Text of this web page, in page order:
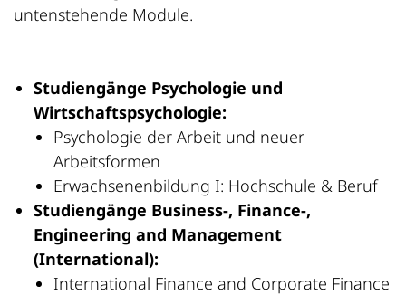
untenstehende Module.
Studiengänge Psychologie und
Wirtschaftspsychologie:
Psychologie der Arbeit und neuer
Arbeitsformen
Erwachsenenbildung I: Hochschule & Beruf
Studiengänge Business-, Finance-,
Engineering and Management
(International):
International Finance and Corporate Finance